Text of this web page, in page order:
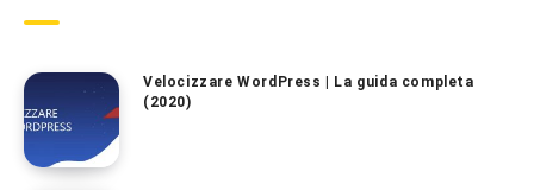
Velocizzare WordPress | La guida completa
(2020)